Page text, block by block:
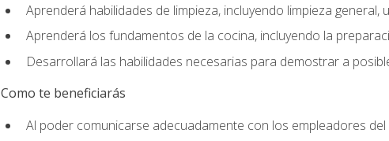
Aprenderá habilidades de limpieza, incluyendo limpieza
Aprenderá los fundamentos de la cocina, incluyendo la
Desarrollará las habilidades necesarias para demostrar a
Como te beneficiarás
Al poder comunicarse adecuadamente con los empleadores del